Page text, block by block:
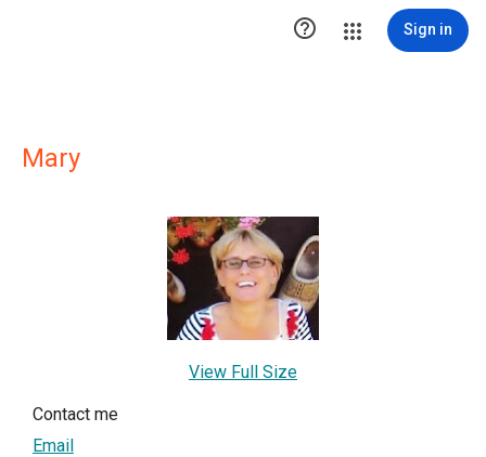
 Sign in
Mary
View Full Size
Contact me
Email